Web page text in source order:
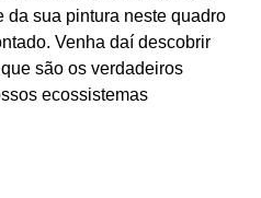
da sua pintura neste quadro
Venha daí descobrir
são os verdadeiros
ecossistemas